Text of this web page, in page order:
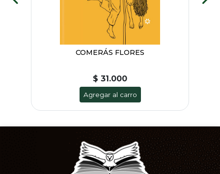
COMERÁS FLORES
$ 31.000
Agregar al carro